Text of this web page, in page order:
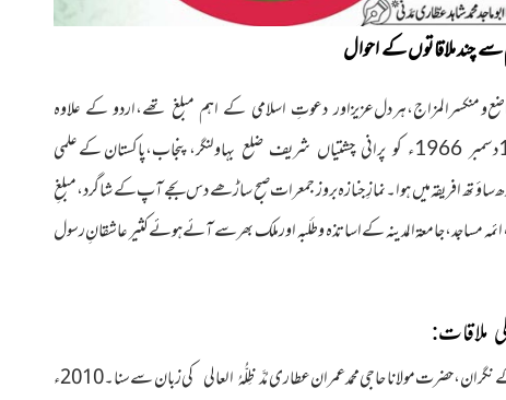
سے چند ملاقاتوں کے احوال
و منکسر المزاج،ہر دل عزیزاور دعوتِ اسلامی کے اہم مبلغ تھے،اردو کے علاوہ
پنجاب،پاکستان کے علمی
وصال 3شوّالُ المکرّم 1446ھ مطابق 2،اپریل 2025ءکو بروز بدھ ساؤ تھ افریقہ میں ہوا۔ نمازِ جنازہ بروز جمعرات صبح ساڑھے دس بجے آپ کے شاگرد، مبلغِ
مساجد، جامعۃ المدینہ کے اساتذہ و طَلَبہ اور ملک بھر سے آئے ہوئے کثیر عاشقانِ رسول
ملاقات:
حضرت مولانا حاجی محمد عمران عطاریمُدَّ ظِلُّہُ العالی
کی زبان سے سنا۔ 2010ء